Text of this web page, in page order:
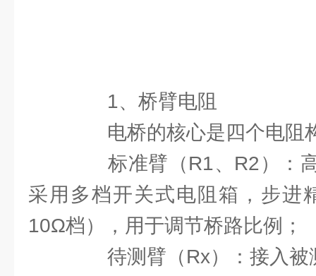
1、桥臂电阻
电桥的核心是四个电阻构
标准臂（R1、R2）：高
采用多档开关式电阻箱，步进
10Ω档），用于调节桥路比例；
待测臂（Rx）：接入被